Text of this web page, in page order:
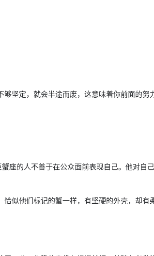
坚定，就会半途而废，这意味着你前面的努
座的人不善于在公众面前表现自己。他对自
似他们标记的蟹一样，有坚硬的外壳，却有